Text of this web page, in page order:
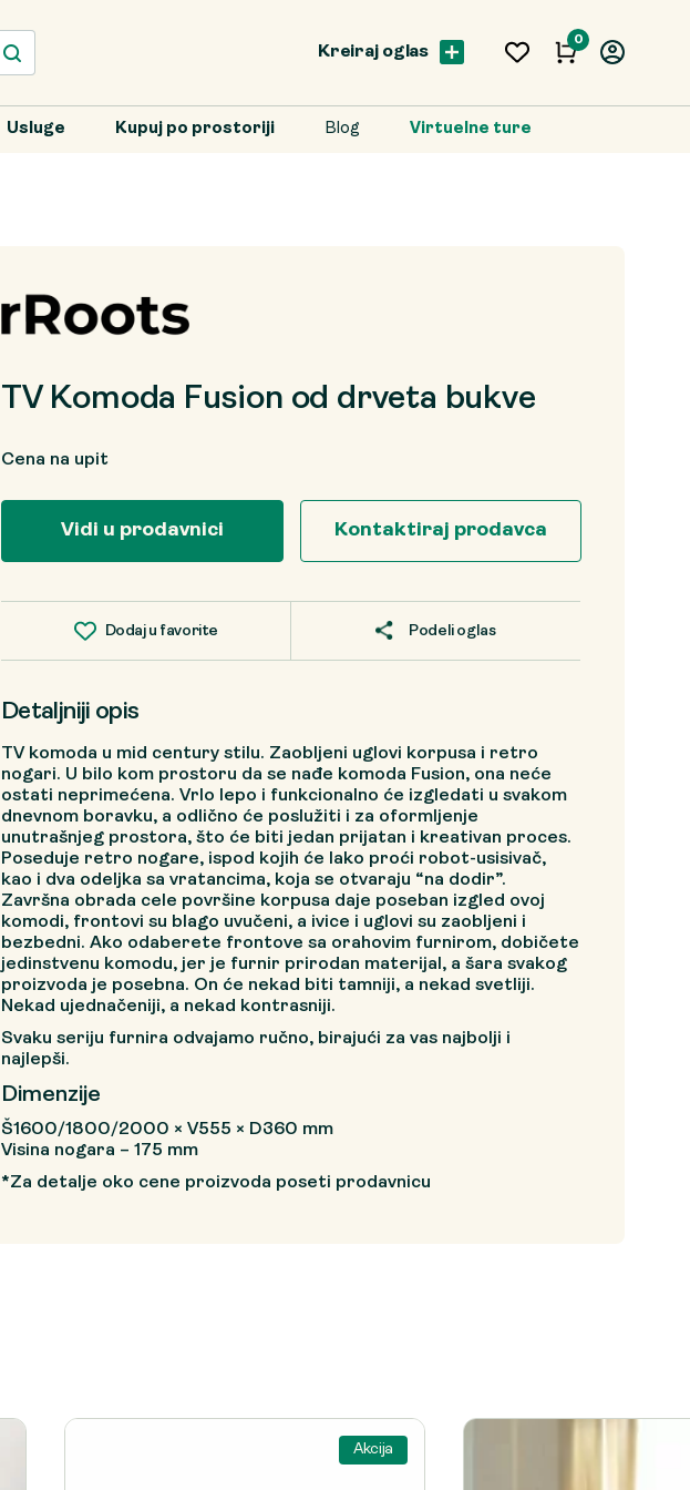
0
Kreiraj oglas
Usluge Kupuj po prostoriji Blog Virtuelne ture
Dodaj u favorite Podeli oglas
TV Komoda Fusion od drveta bukve
Cena na upit
Vidi u prodavnici Kontaktiraj prodavca
Detaljniji opis
TV komoda u mid century stilu. Zaobljeni uglovi korpusa i retro
nogari. U bilo kom prostoru da se nađe komoda Fusion, ona neće
ostati neprimećena. Vrlo lepo i funkcionalno će izgledati u svakom
dnevnom boravku, a odlično će poslužiti i za oformljenje
unutrašnjeg prostora, što će biti jedan prijatan i kreativan proces.
Poseduje retro nogare, ispod kojih će lako proći robot-usisivač,
kao i dva odeljka sa vratancima, koja se otvaraju “na dodir”.
Završna obrada cele površine korpusa daje poseban izgled ovoj
komodi, frontovi su blago uvučeni, a ivice i uglovi su zaobljeni i
bezbedni. Ako odaberete frontove sa orahovim furnirom, dobičete
jedinstvenu komodu, jer je furnir prirodan materijal, a šara svakog
proizvoda je posebna. On će nekad biti tamniji, a nekad svetliji.
Nekad ujednačeniji, a nekad kontrasniji.
Svaku seriju furnira odvajamo ručno, birajući za vas najbolji i
najlepši.
Dimenzije
Š1600/1800/2000 × V555 × D360 mm
Visina nogara – 175 mm
*Za detalje oko cene proizvoda poseti prodavnicu
Akcija